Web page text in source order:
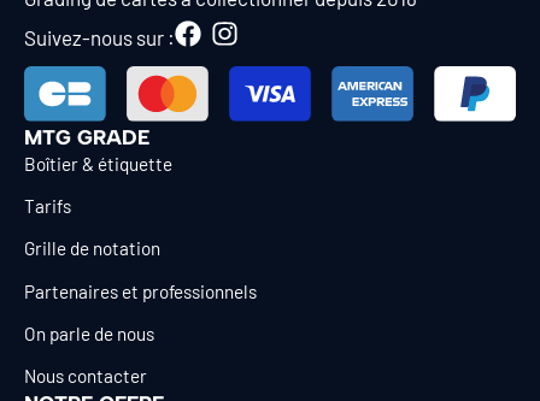
Suivez-nous sur :
MTG GRADE
Boîtier & étiquette
Tarifs
Grille de notation
Partenaires et professionnels
On parle de nous
Nous contacter